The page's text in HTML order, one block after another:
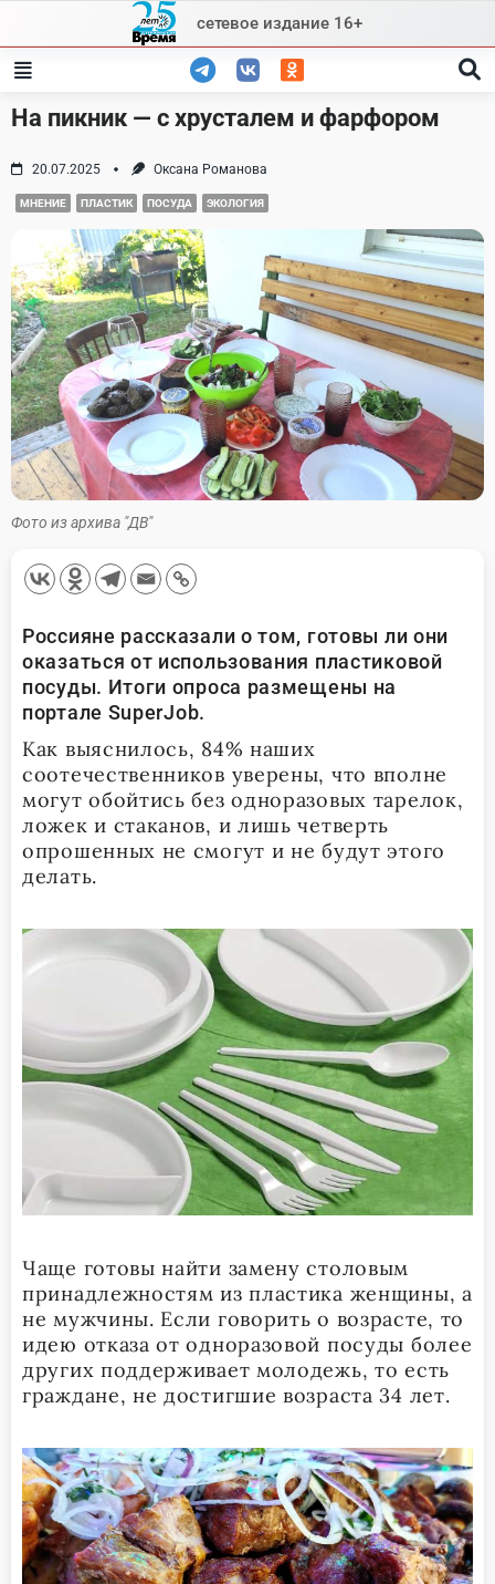
content
сетевое издание 16+
На пикник — с хрусталем и фарфором
20.07.2025 Оксана Романова
МНЕНИЕ ПЛАСТИК ПОСУДА ЭКОЛОГИЯ
Фото из архива "ДВ"
Россияне рассказали о том, готовы ли они
оказаться от использования пластиковой
посуды. Итоги опроса размещены на
портале SuperJob.
Как выяснилось, 84% наших
соотечественников уверены, что вполне
могут обойтись без одноразовых тарелок,
ложек и стаканов, и лишь четверть
опрошенных не смогут и не будут этого
делать.
Чаще готовы найти замену столовым
принадлежностям из пластика женщины, а
не мужчины. Если говорить о возрасте, то
идею отказа от одноразовой посуды более
других поддерживает молодежь, то есть
граждане, не достигшие возраста 34 лет.